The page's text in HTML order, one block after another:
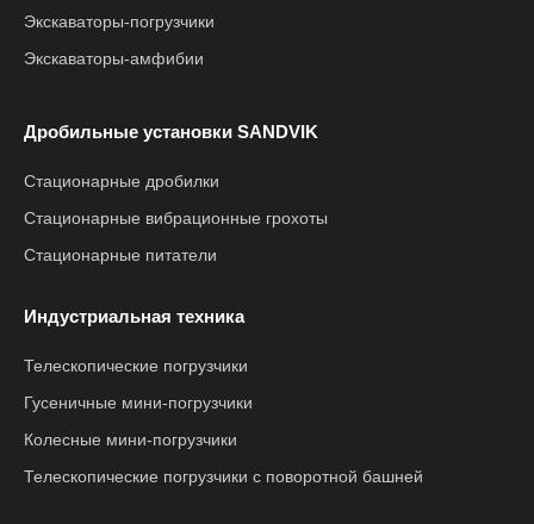
Экскаваторы-погрузчики
Экскаваторы-амфибии
Дробильные установки SANDVIK
Стационарные дробилки
Стационарные вибрационные грохоты
Стационарные питатели
Индустриальная техника
Телескопические погрузчики
Гусеничные мини-погрузчики
Колесные мини-погрузчики
Телескопические погрузчики с поворотной башней